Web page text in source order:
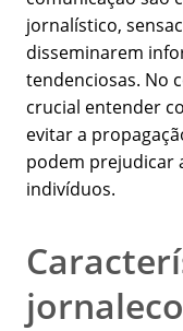
jornalístico,
disseminarem
tendenciosas. No
crucial entender
evitar a
podem prejudicar
indivíduos.
jornaleco